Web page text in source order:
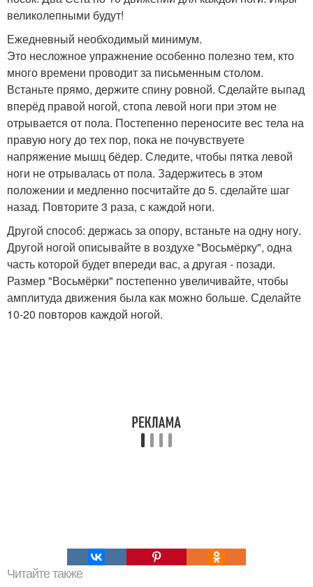
великолепными будут!
Ежедневный необходимый минимум.
Это несложное упражнение особенно полезно тем, кто
много времени проводит за письменным столом.
Встаньте прямо, держите спину ровной. Сделайте выпад
вперёд правой ногой, стопа левой ноги при этом не
отрывается от пола. Постепенно переносите вес тела на
правую ногу до тех пор, пока не почувствуете
напряжение мышц бёдер. Следите, чтобы пятка левой
ноги не отрывалась от пола. Задержитесь в этом
положении и медленно посчитайте до 5. сделайте шаг
назад. Повторите 3 раза, с каждой ноги.
Другой способ: держась за опору, встаньте на одну ногу.
Другой ногой описывайте в воздухе "Восьмёрку", одна
часть которой будет впереди вас, а другая - позади.
Размер "Восьмёрки" постепенно увеличивайте, чтобы
амплитуда движения была как можно больше. Сделайте
10-20 повторов каждой ногой.
Читайте также